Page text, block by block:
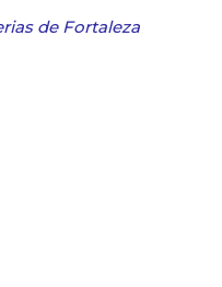
de Fortaleza